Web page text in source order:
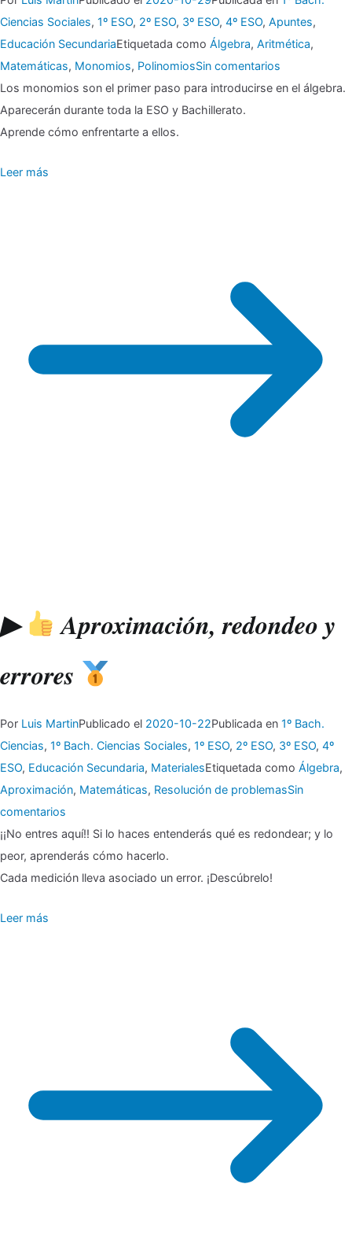
Ciencias Sociales, 1º ESO, 2º ESO, 3º ESO, 4º ESO, Apuntes,
Educación SecundariaEtiquetada como Álgebra, Aritmética,
Matemáticas, Monomios, PolinomiosSin comentarios
Los monomios son el primer paso para introducirse en el álgebra.
Aparecerán durante toda la ESO y Bachillerato.
Aprende cómo enfrentarte a ellos.
Leer más
▶
Aproximación, redondeo y
errores
Por Luis MartinPublicado el 2020-10-22Publicada en 1º Bach.
Ciencias, 1º Bach. Ciencias Sociales, 1º ESO, 2º ESO, 3º ESO, 4º
ESO, Educación Secundaria, MaterialesEtiquetada como Álgebra,
Aproximación, Matemáticas, Resolución de problemasSin
comentarios
▶
Aproximación,
¡¡No entres aquí!! Si lo haces entenderás qué es redondear; y lo
peor, aprenderás cómo hacerlo.
Cada medición lleva asociado un error. ¡Descúbrelo!
Leer más